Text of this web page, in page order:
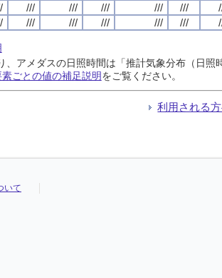
/// /// /// /// ///
/// /// /// /// ///
、アメダスの日照時間は「推計気象分布（日
素ごとの値の補足説明をご覧ください。
利用される
いて